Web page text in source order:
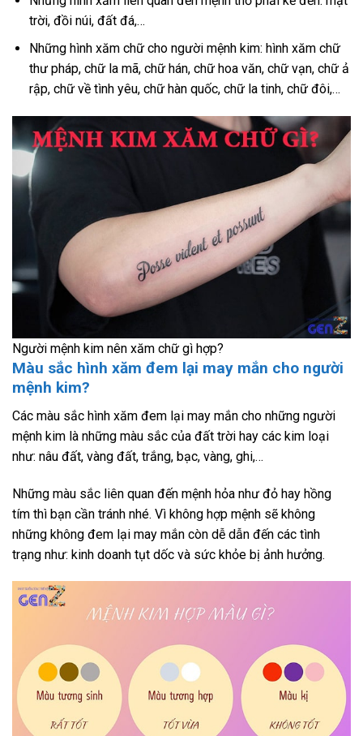
trời, đồi núi, đất đá,…
Những hình xăm chữ cho người mệnh kim: hình xăm chữ
thư pháp, chữ la mã, chữ hán, chữ hoa văn, chữ vạn, chữ ả
rập, chữ về tình yêu, chữ hàn quốc, chữ la tinh, chữ đôi,…
Người mệnh kim nên xăm chữ gì hợp?
Màu sắc hình xăm đem lại may mắn cho người
mệnh kim?
Các màu sắc hình xăm đem lại may mắn cho những người
mệnh kim là những màu sắc của đất trời hay các kim loại
như: nâu đất, vàng đất, trắng, bạc, vàng, ghi,…
Những màu sắc liên quan đến mệnh hỏa như đỏ hay hồng
tím thì bạn cần tránh nhé. Vì không hợp mệnh sẽ không
những không đem lại may mắn còn dễ dẫn đến các tình
trạng như: kinh doanh tụt dốc và sức khỏe bị ảnh hưởng.